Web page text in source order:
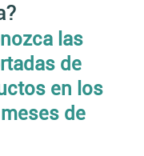
las
de
en los
de